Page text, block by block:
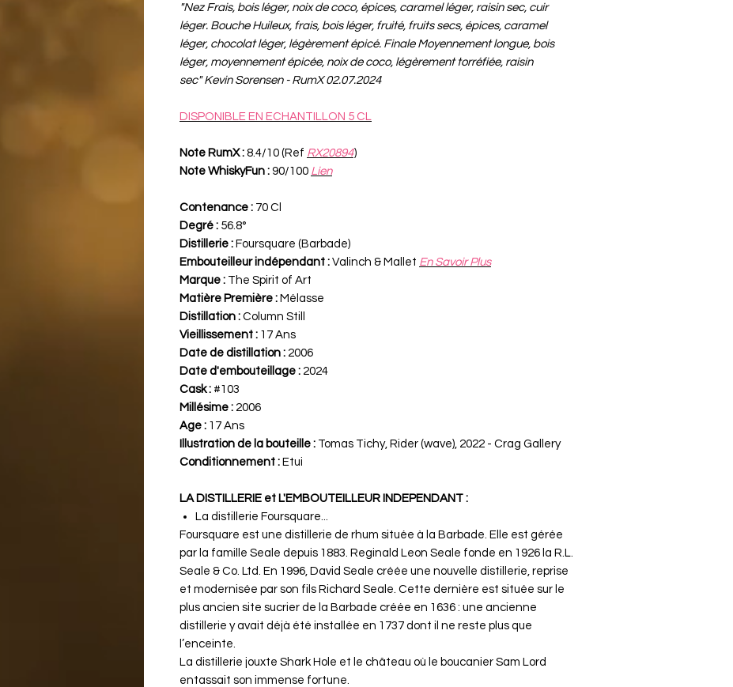
"Nez Frais, bois léger, noix de coco, épices, caramel léger, raisin sec, cuir
léger. Bouche Huileux, frais, bois léger, fruité, fruits secs, épices, caramel
léger, chocolat léger, légèrement épicé. Finale Moyennement longue, bois
léger, moyennement épicée, noix de coco, légèrement torréfiée, raisin
sec" Kevin Sorensen - RumX 02.07.2024
DISPONIBLE EN ECHANTILLON 5 CL
Note RumX : 8.4/10 (Ref RX20894)
Note WhiskyFun : 90/100 Lien
Contenance : 70 Cl
Degré : 56.8°
Distillerie : Foursquare (Barbade)
Embouteilleur indépendant : Valinch & Mallet En Savoir Plus
Marque : The Spirit of Art
Matière Première : Mélasse
Distillation : Column Still
Vieillissement : 17 Ans
Date de distillation : 2006
Date d'embouteillage : 2024
Cask : #103
Millésime : 2006
Age : 17 Ans
Illustration de la bouteille : Tomas Tichy, Rider (wave), 2022 - Crag Gallery
Conditionnement : Etui
LA DISTILLERIE et L'EMBOUTEILLEUR INDEPENDANT :
La distillerie Foursquare...
Foursquare est une distillerie de rhum située à la Barbade. Elle est gérée
par la famille Seale depuis 1883. Reginald Leon Seale fonde en 1926 la R.L.
Seale & Co. Ltd. En 1996, David Seale créée une nouvelle distillerie, reprise
et modernisée par son fils Richard Seale. Cette dernière est située sur le
plus ancien site sucrier de la Barbade créée en 1636 : une ancienne
distillerie y avait déjà été installée en 1737 dont il ne reste plus que
l’enceinte.
La distillerie jouxte Shark Hole et le château où le boucanier Sam Lord
entassait son immense fortune.